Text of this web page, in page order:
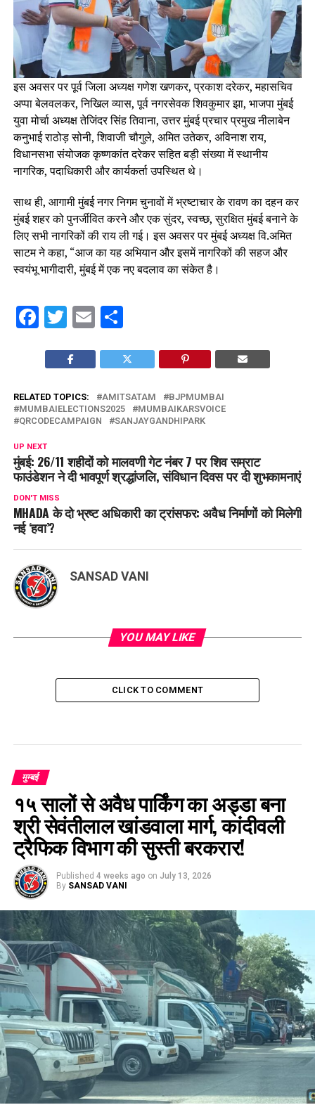
इस अवसर पर पूर्व जिला अध्यक्ष गणेश खणकर, प्रकाश दरेकर, महासचिव
अप्पा बेलवलकर, निखिल व्यास, पूर्व नगरसेवक शिवकुमार झा, भाजपा मुंबई
युवा मोर्चा अध्यक्ष तेजिंदर सिंह तिवाना, उत्तर मुंबई प्रचार प्रमुख नीलाबेन
कनुभाई राठोड़ सोनी, शिवाजी चौगुले, अमित उतेकर, अविनाश राय,
विधानसभा संयोजक कृष्णकांत दरेकर सहित बड़ी संख्या में स्थानीय
नागरिक, पदाधिकारी और कार्यकर्ता उपस्थित थे।
साथ ही, आगामी मुंबई नगर निगम चुनावों में भ्रष्टाचार के रावण का दहन कर
मुंबई शहर को पुनर्जीवित करने और एक सुंदर, स्वच्छ, सुरक्षित मुंबई बनाने के
लिए सभी नागरिकों की राय ली गई। इस अवसर पर मुंबई अध्यक्ष वि.अमित
साटम ने कहा, “आज का यह अभियान और इसमें नागरिकों की सहज और
स्वयंभू भागीदारी, मुंबई में एक नए बदलाव का संकेत है।
Facebook
Twitter
EmailShare
RELATED TOPICS: AMITSATAM
BJPMUMBAI
MUMBAIELECTIONS2025
MUMBAIKARSVOICE
QRCODECAMPAIGN
SANJAYGANDHIPARK
UP NEXT
मुंबई: 26/11 शहीदों को मालवणी गेट नंबर 7 पर शिव सम्राट
फाउंडेशन ने दी भावपूर्ण श्रद्धांजलि, संविधान दिवस पर दी शुभकामनाएं
DON'T MISS
MHADA के दो भ्रष्ट अधिकारी का ट्रांसफर: अवैध निर्माणों को मिलेगी
नई ‘हवा’?
SANSAD VANI
YOU MAY LIKE
CLICK TO COMMENT
मुम्बई
१५ सालों से अवैध पार्किंग का अड्डा बना
श्री सेवंतीलाल खांडवाला मार्ग, कांदीवली
ट्रैफिक विभाग की सुस्ती बरकरार!
Published 4 weeks ago on July 13, 2026
By SANSAD VANI